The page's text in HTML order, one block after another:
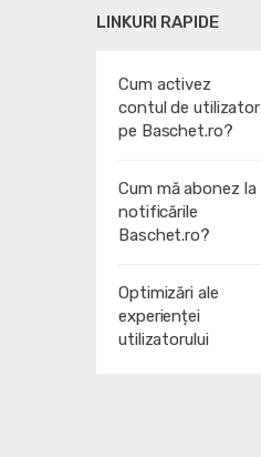
LINKURI RAPIDE
Cum activez
contul de utilizator
pe Baschet.ro?
Cum mă abonez la
notificările
Baschet.ro?
Optimizări ale
experienței
utilizatorului